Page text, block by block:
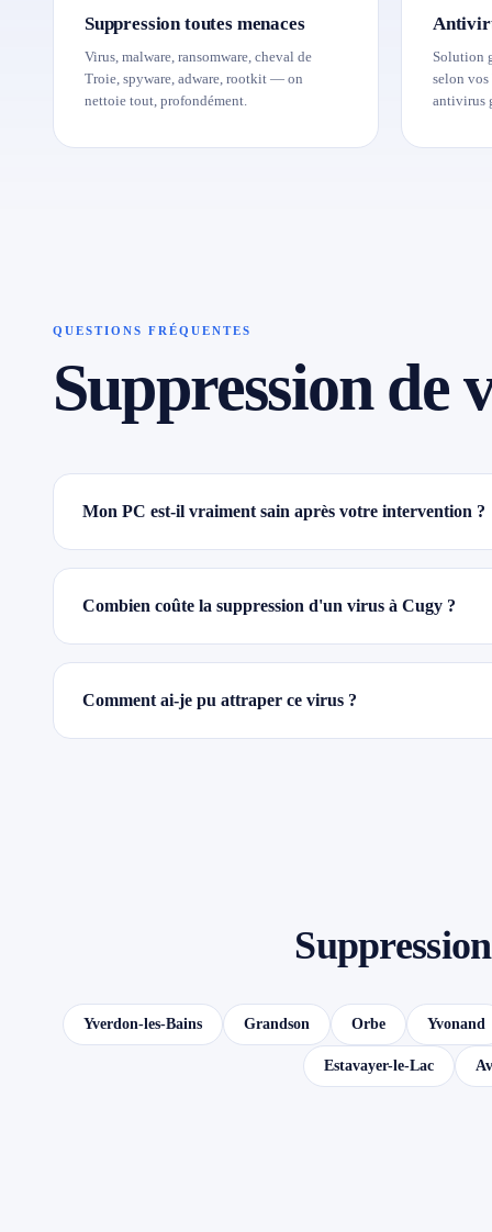
Suppression toutes menaces
Virus, malware, ransomware, cheval de
Troie, spyware, adware, rootkit — on
nettoie tout, profondément.
Solution
selon
antivirus
QUESTIONS FRÉQUENTES
Suppression de
Mon PC est-il vraiment sain après votre intervention ?
Combien coûte la suppression d'un virus à Cugy ?
Comment ai-je pu attraper ce virus ?
Yverdon-les-Bains Grandson Orbe Yvonand
Estavayer-le-Lac